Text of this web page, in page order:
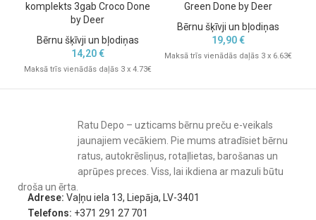
komplekts 3gab Croco Done
by Deer
Bērnu šķīvji un bļodiņas
14,20€
Maksā trīs vienādās daļās 3 x 4.73€
Green Done by Deer
Bērnu šķīvji un bļodiņas
19,90€
Maksā trīs vienādās daļās 3 x 6.63€
Ratu Depo – uzticams bērnu preču e-veikals
jaunajiem vecākiem. Pie mums atradīsiet bērnu
ratus, autokrēsliņus, rotaļlietas, barošanas un
aprūpes preces. Viss, lai ikdiena ar mazuli būtu
droša un ērta.
Adrese: Vaļņu iela 13, Liepāja, LV-3401
Telefons: +371 291 27 701